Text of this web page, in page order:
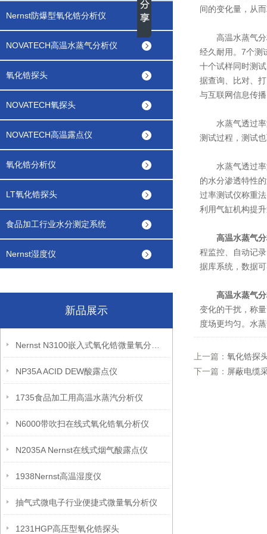
Nernst防爆型氧化锆分析仪
NOVATECH高温水蒸气分析仪
氧化锆探头
NOVATECH氧探头
NOVATECH高温露点仪
氧化锆分析仪
LT氧化锆探头
食品加工行业水分测定系统
Nernst湿度仪
新品展示
NP35A ACID DEW酸露点仪
1735食品加工用高温水蒸汽分析仪
N6000带吹扫在线式氧化锆氧分析仪
N2035A Nernst在线式烟气酸露点仪
1938Nernst高温湿度仪
抽气式微电子行业便捷式微量氧分析仪
1231HGP高压型氧化锆探头
间的变化量，从
高温水蒸气分
经久耐用。7个测
十个试样同时测
据查询、比对、
与互联网信息传
水蒸气透过率
测试过程，测试
水蒸气透过率
的水分渗透特性
过率测试仪称重
利用气缸机构提
高温水蒸气
程监控、自动记
据库系统，数据
高温水蒸气
变化的干扰，称
度场更均匀。水
上一篇： 氧化锆探
下一篇： 屏蔽电缆